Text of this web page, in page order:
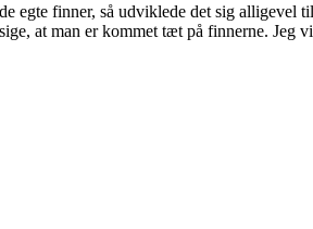
finner, så udviklede det sig alligevel
at man er kommet tæt på finnerne. Jeg